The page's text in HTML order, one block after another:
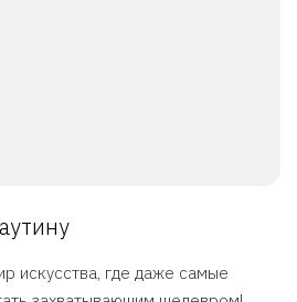
искусства, где даже самые